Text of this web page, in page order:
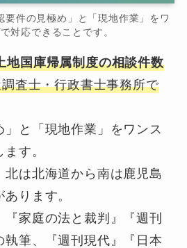
要件の見極め」と「現地作業」をワ
対応できることです。
地国庫帰属制度の相談件数
査士・行政書士事務所で
」と「現地作業」をワンス
す。
北は北海道から南は鹿児島
ります。
家庭の法と裁判』『週刊
執筆、『週刊現代』『日本